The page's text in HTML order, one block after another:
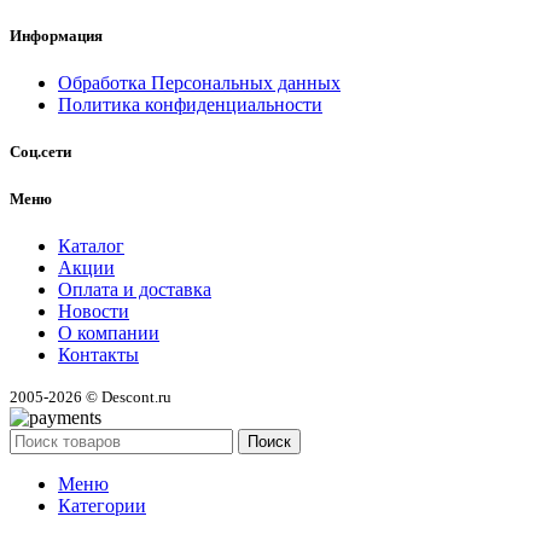
Информация
Обработка Персональных данных
Политика конфиденциальности
Соц.сети
Меню
Каталог
Акции
Оплата и доставка
Новости
О компании
Контакты
2005-2026 © Descont.ru
Поиск
Меню
Категории